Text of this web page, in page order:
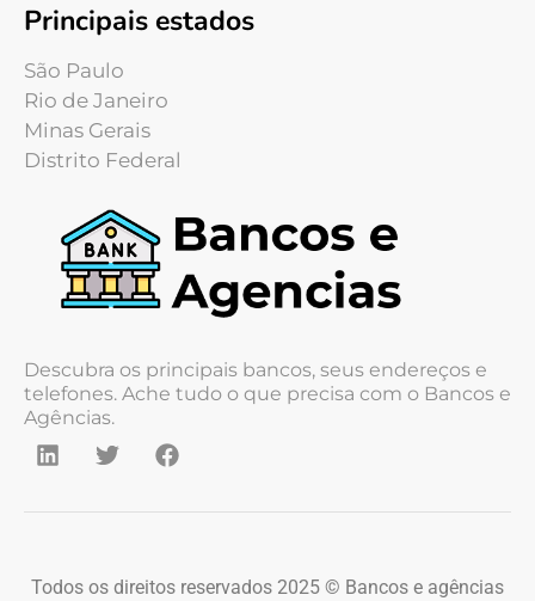
Principais estados
São Paulo
Rio de Janeiro
Minas Gerais
Distrito Federal
Descubra os principais bancos, seus endereços e
telefones. Ache tudo o que precisa com o Bancos e
Agências.
Todos os direitos reservados 2025 © Bancos e agências